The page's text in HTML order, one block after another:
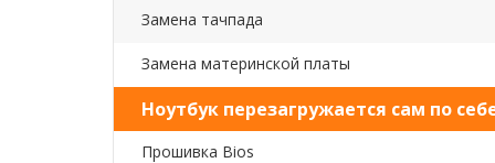
Замена тачпада
Замена материнской платы
Ноутбук перезагружается сам по
Прошивка Bios